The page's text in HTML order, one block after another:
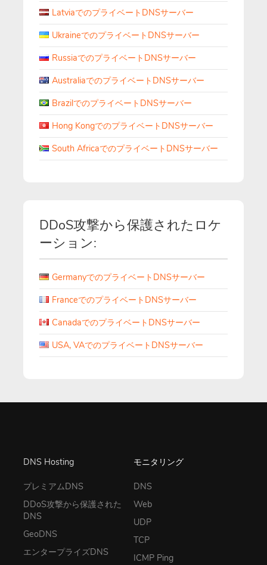
LatviaでのプライベートDNSサーバー
UkraineでのプライベートDNSサーバー
RussiaでのプライベートDNSサーバー
AustraliaでのプライベートDNSサーバー
BrazilでのプライベートDNSサーバー
Hong KongでのプライベートDNSサーバー
South AfricaでのプライベートDNSサーバー
DDoS攻撃から保護されたロケ
ーション:
GermanyでのプライベートDNSサーバー
FranceでのプライベートDNSサーバー
CanadaでのプライベートDNSサーバー
USA, VAでのプライベートDNSサーバー
DNS Hosting
プレミアムDNS
DDoS攻撃から保護された
DNS
GeoDNS
エンタープライズDNS
モニタリング
DNS
Web
UDP
TCP
ICMP Ping